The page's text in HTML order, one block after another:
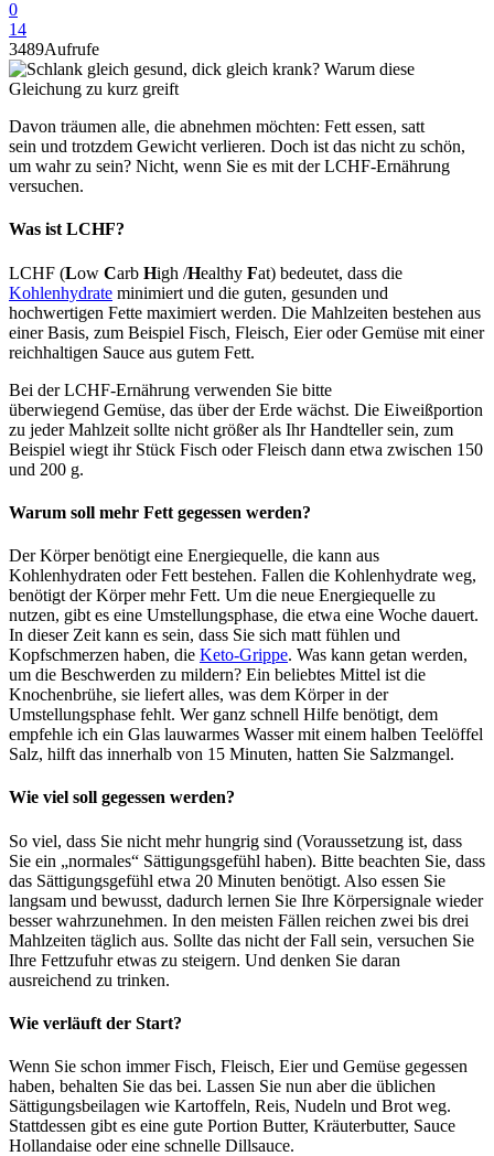
0
14
3489Aufrufe
Davon träumen alle, die abnehmen möchten: Fett essen, satt
sein und trotzdem Gewicht verlieren. Doch ist das nicht zu schön,
um wahr zu sein? Nicht, wenn Sie es mit der LCHF-Ernährung
versuchen.
Was ist LCHF?
LCHF (Low Carb High /Healthy Fat) bedeutet, dass die
Kohlenhydrate minimiert und die guten, gesunden und
hochwertigen Fette maximiert werden. Die Mahlzeiten bestehen aus
einer Basis, zum Beispiel Fisch, Fleisch, Eier oder Gemüse mit einer
reichhaltigen Sauce aus gutem Fett.
Bei der LCHF-Ernährung verwenden Sie bitte
überwiegend Gemüse, das über der Erde wächst. Die Eiweißportion
zu jeder Mahlzeit sollte nicht größer als Ihr Handteller sein, zum
Beispiel wiegt ihr Stück Fisch oder Fleisch dann etwa zwischen 150
und 200 g.
Warum soll mehr Fett gegessen werden?
Der Körper benötigt eine Energiequelle, die kann aus
Kohlenhydraten oder Fett bestehen. Fallen die Kohlenhydrate weg,
benötigt der Körper mehr Fett. Um die neue Energiequelle zu
nutzen, gibt es eine Umstellungsphase, die etwa eine Woche dauert.
In dieser Zeit kann es sein, dass Sie sich matt fühlen und
Kopfschmerzen haben, die Keto-Grippe. Was kann getan werden,
um die Beschwerden zu mildern? Ein beliebtes Mittel ist die
Knochenbrühe, sie liefert alles, was dem Körper in der
Umstellungsphase fehlt. Wer ganz schnell Hilfe benötigt, dem
empfehle ich ein Glas lauwarmes Wasser mit einem halben Teelöffel
Salz, hilft das innerhalb von 15 Minuten, hatten Sie Salzmangel.
Wie viel soll gegessen werden?
So viel, dass Sie nicht mehr hungrig sind (Voraussetzung ist, dass
Sie ein „normales“ Sättigungsgefühl haben). Bitte beachten Sie, dass
das Sättigungsgefühl etwa 20 Minuten benötigt. Also essen Sie
langsam und bewusst, dadurch lernen Sie Ihre Körpersignale wieder
besser wahrzunehmen. In den meisten Fällen reichen zwei bis drei
Mahlzeiten täglich aus. Sollte das nicht der Fall sein, versuchen Sie
Ihre Fettzufuhr etwas zu steigern. Und denken Sie daran
ausreichend zu trinken.
Wie verläuft der Start?
Wenn Sie schon immer Fisch, Fleisch, Eier und Gemüse gegessen
haben, behalten Sie das bei. Lassen Sie nun aber die üblichen
Sättigungsbeilagen wie Kartoffeln, Reis, Nudeln und Brot weg.
Stattdessen gibt es eine gute Portion Butter, Kräuterbutter, Sauce
Hollandaise oder eine schnelle Dillsauce.